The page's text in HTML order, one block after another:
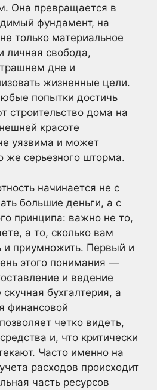
Она превращается в
фундамент, на
только материальное
личная свобода,
дне и
жизненные цели.
попытки достичь
строительство дома на
красоте
уязвима и может
же серьезного шторма.
начинается не с
большие деньги, а с
принципа: важно не то,
а то, сколько вам
и приумножить. Первый и
этого понимания —
и ведение
бухгалтерия, а
финансовой
четко видеть,
и, что критически
Часто именно на
расходов происходит
часть ресурсов